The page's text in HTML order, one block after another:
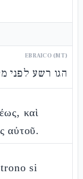
EBRAICO (MT)
הגו רשע לפני
καὶ
αὐτοῦ.
si